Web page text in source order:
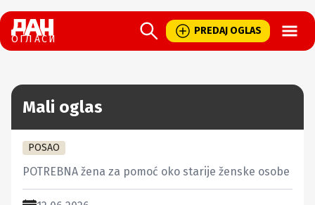
ОГЛАСИ
PREDAJ OGLAS
Mali oglas
POSAO
POTREBNA žena za pomoć oko starije ženske osobe